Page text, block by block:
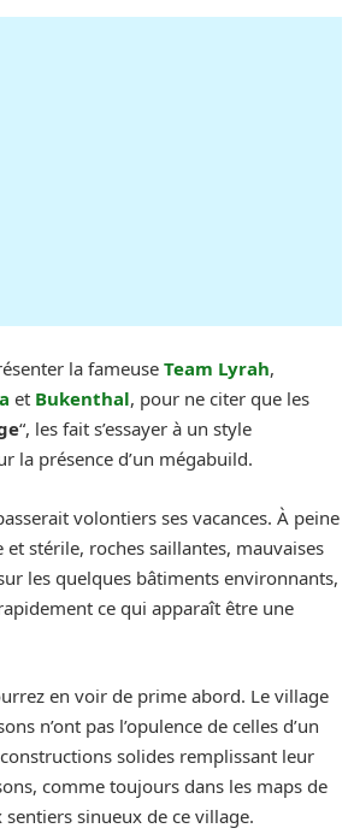
la fameuseTeam Lyrah,
et Bukenthal, pour ne citer que les
“, les fait s’essayer à un style
la présence d’un mégabuild.
volontiers ses vacances. À peine
stérile, roches saillantes, mauvaises
les quelques bâtiments environnants,
ce qui apparaît être une
en voir de prime abord. Le village
n’ont pas l’opulence de celles d’un
solides remplissant leur
comme toujours dans les maps de
sinueux de ce village.